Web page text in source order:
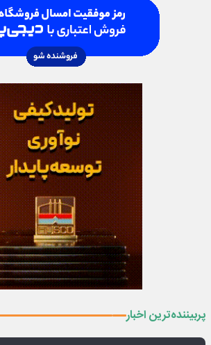
پربیننده‌ترین اخبار